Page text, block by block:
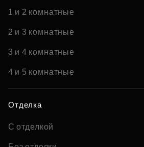
1 и 2 комнатные
2 и 3 комнатные
3 и 4 комнатные
4 и 5 комнатные
Отделка
С отделкой